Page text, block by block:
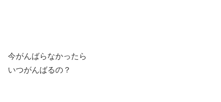
今がんばらなかったら
いつがんばるの？